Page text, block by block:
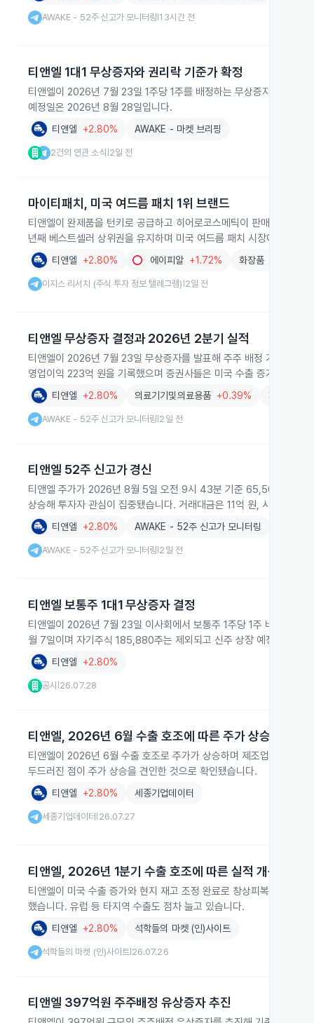
AWAKE - 52주 신고가 모니터링 |13시간 전
티앤엘 1대1 무상증자와 권리락 기준가 확정
티앤엘이 2026년 7월 23일 1주당 1주를 배정하는 무상증자를 발표
예정일은 2026년 8월 28일입니다.
티앤엘 +2.80% AWAKE - 마켓 브리핑
2건의 연관 소식 2일 전
마이티패치, 미국 여드름 패치 1위 브랜드
티앤엘이 완제품을 턴키로 공급하고 히어로코스메틱이 판매하는 마
년째 베스트셀러 상위권을 유지하며 미국 여드름 패치 시장에서 1위
티앤엘 +2.80% 에이피알 +1.72% 화장품
이지스 리서치 (주식 투자 정보 텔레그램) 2일 전
티앤엘 무상증자 결정과 2026년 2분기 실적
티앤엘이 2026년 7월 23일 무상증자를 발표해 주주 배정 기준일을
영업이익 223억 원을 기록했으며 증권사들은 미국 수출 증가가 실적
티앤엘 +2.80% 의료기기및의료용품 +0.39% 화장품
AWAKE - 52주 신고가 모니터링 2일 전
티앤엘 52주 신고가 경신
티앤엘 주가가 2026년 8월 5일 오전 9시 43분 기준 65,500원을 기
상승해 투자자 관심이 집중됐습니다. 거래대금은 11억 원, 시가총액은
티앤엘 +2.80% AWAKE - 52주 신고가 모니터링
AWAKE - 52주 신고가 모니터링 2일 전
티앤엘 보통주 1대1 무상증자 결정
티앤엘이 2026년 7월 23일 이사회에서 보통주 1주당 1주 비율로
월 7일이며 자기주식 185,880주는 제외되고 신주 상장 예정일은
티앤엘 +2.80%
공시 26.07.28
티앤엘, 2026년 6월 수출 호조에 따른 주가 상승
티앤엘이 2026년 6월 수출 호조로 주가가 상승하며 제조업 투자자들
두드러진 점이 주가 상승을 견인한 것으로 확인됐습니다.
티앤엘 +2.80% 세종기업데이터
세종기업데이터 26.07.27
티앤엘, 2026년 1분기 수출 호조에 따른 실적 개선
티앤엘이 미국 수출 증가와 현지 재고 조정 완료로 창상피복재 매출
했습니다. 유럽 등 타지역 수출도 점차 늘고 있습니다.
티앤엘 +2.80% 석학들의 마켓 (인)사이트
석학들의 마켓 (인)사이트 26.07.26
티앤엘 397억원 주주배정 유상증자 추진